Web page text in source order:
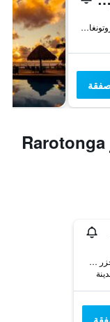
Main Coast Road, راروتونغا, جزر كوك
Muri Beach, راروتونغا, جزر كوك